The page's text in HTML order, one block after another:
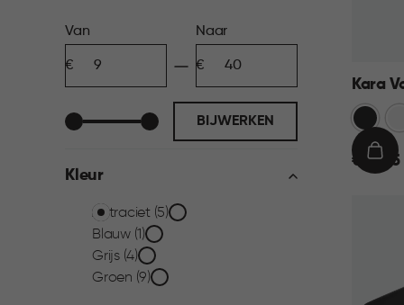
Prijs
filter
Van
Naar
BIJWERKEN
Kleur
Kleur
filter
Antraciet (5)
Blauw (1)
Grijs (4)
Groen (9)
Kara
€€ 39,95
IN